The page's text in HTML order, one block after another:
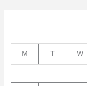
M T W